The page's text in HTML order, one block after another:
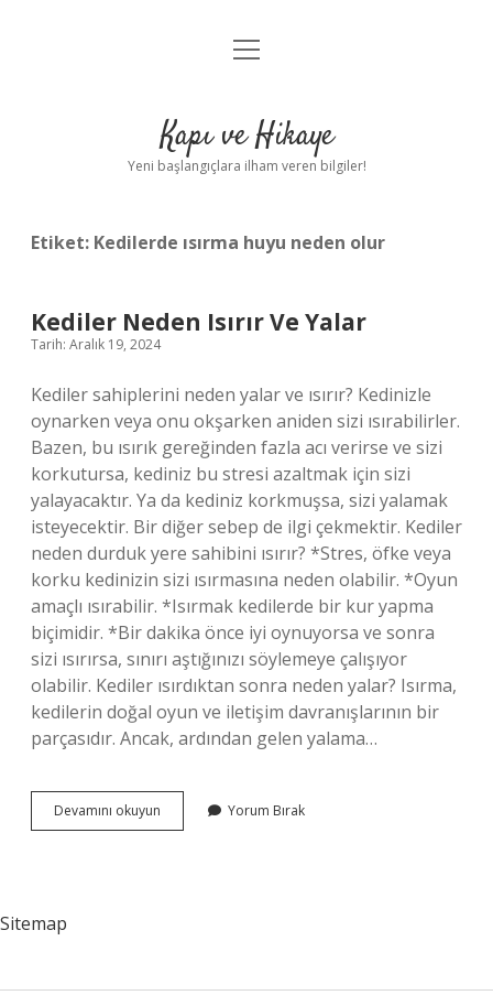
Anasayfa
Yasal Uyarı
menüyü
Kapı ve Hikaye
Yeni başlangıçlara ilham veren bilgiler!
Etiket: Kedilerde ısırma huyu neden olur
Kediler Neden Isırır Ve Yalar
Tarih: Aralık 19, 2024
Kediler sahiplerini neden yalar ve ısırır? Kedinizle
oynarken veya onu okşarken aniden sizi ısırabilirler.
Bazen, bu ısırık gereğinden fazla acı verirse ve sizi
korkutursa, kediniz bu stresi azaltmak için sizi
yalayacaktır. Ya da kediniz korkmuşsa, sizi yalamak
isteyecektir. Bir diğer sebep de ilgi çekmektir. Kediler
neden durduk yere sahibini ısırır? *Stres, öfke veya
korku kedinizin sizi ısırmasına neden olabilir. *Oyun
amaçlı ısırabilir. *Isırmak kedilerde bir kur yapma
biçimidir. *Bir dakika önce iyi oynuyorsa ve sonra
sizi ısırırsa, sınırı aştığınızı söylemeye çalışıyor
olabilir. Kediler ısırdıktan sonra neden yalar? Isırma,
kedilerin doğal oyun ve iletişim davranışlarının bir
parçasıdır. Ancak, ardından gelen yalama…
Devamını okuyun
Neden
Yorum Bırak
Sitemap